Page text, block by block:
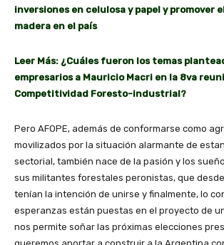
inversiones en celulosa y papel y promover
madera en el país
Leer Más: ¿Cuáles fueron los temas
empresarios a Mauricio Macri en la 8va
Competitividad Foresto-industrial?
Pero AFOPE, además de conformarse como
movilizados por la situación alarmante de
sectorial, también nace de la pasión y los
sus militantes forestales peronistas, que
tenían la intención de unirse y finalmente, lo
esperanzas están puestas en el proyecto de
nos permite soñar las próximas elecciones